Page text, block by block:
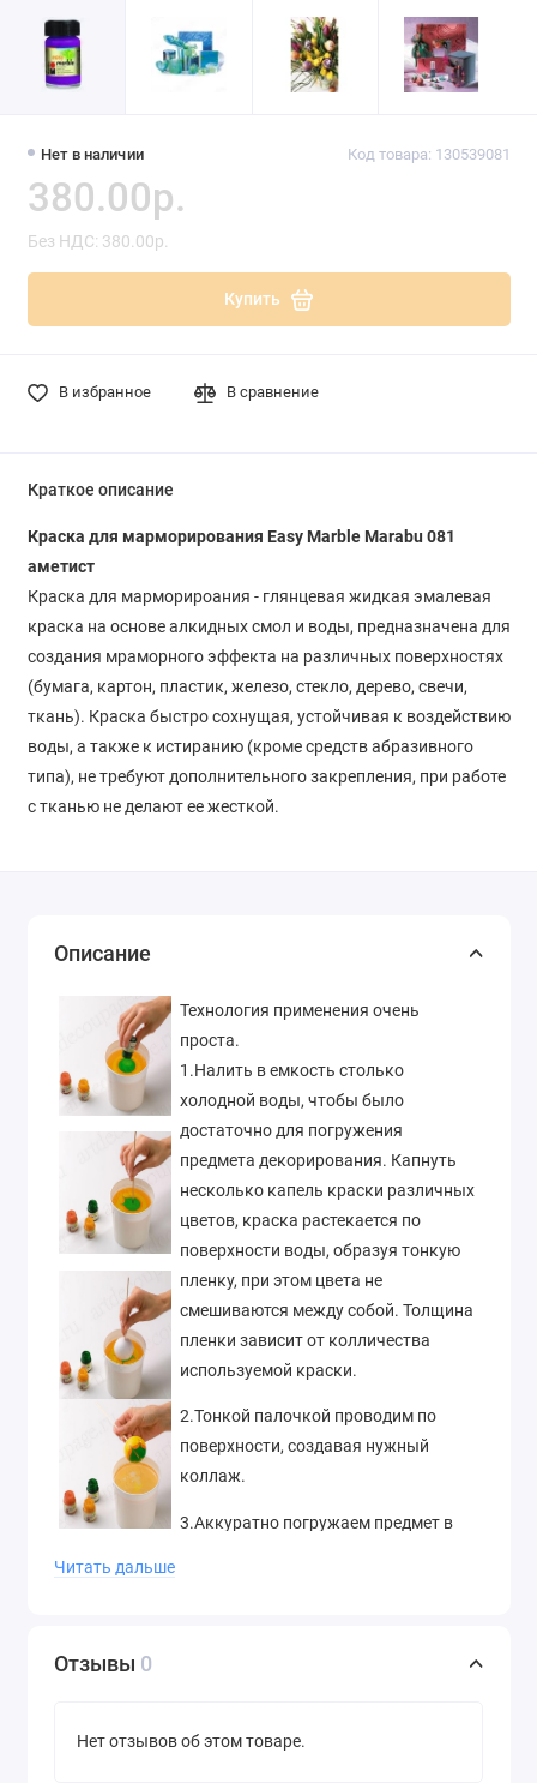
Нет в наличии Код товара: 130539081
380.00р.
Без НДС: 380.00р.
Купить
В избранное В сравнение
Краткое описание
Краска для марморирования Easy Marble Marabu 081
аметист
Краска для марморироания - глянцевая жидкая эмалевая
краска на основе алкидных смол и воды, предназначена для
создания мраморного эффекта на различных поверхностях
(бумага, картон, пластик, железо, стекло, дерево, свечи,
ткань). Краска быстро сохнущая, устойчивая к воздействию
воды, а также к истиранию (кроме средств абразивного
типа), не требуют дополнительного закрепления, при работе
с тканью не делают ее жесткой.
Описание
Технология применения очень
проста.
1.Налить в емкость столько
холодной воды, чтобы было
достаточно для погружения
предмета декорирования. Капнуть
несколько капель краски различных
цветов, краска растекается по
поверхности воды, образуя тонкую
пленку, при этом цвета не
смешиваются между собой. Толщина
пленки зависит от колличества
используемой краски.
2.Тонкой палочкой проводим по
поверхности, создавая нужный
коллаж.
3.Аккуратно погружаем предмет в
минут просушите изделие - и готово!
Читать дальше
Отзывы 0
Нет отзывов об этом товаре.